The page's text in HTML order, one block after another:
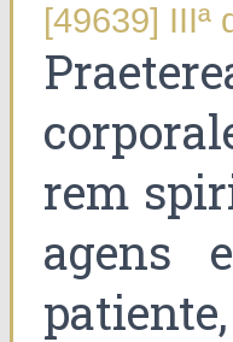
[49639] IIIª
rem
agens